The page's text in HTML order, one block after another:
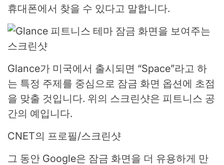
휴대폰에서 찾을 수 있다고 말합니다.
Glance가 미국에서 출시되면 “Space”라고 하
는 특정 주제를 중심으로 잠금 화면 옵션에 초점
을 맞출 것입니다. 위의 스크린샷은 피트니스 공
간의 예입니다.
CNET의 프로필/스크린샷
그 동안 Google은 잠금 화면을 더 유용하게 만